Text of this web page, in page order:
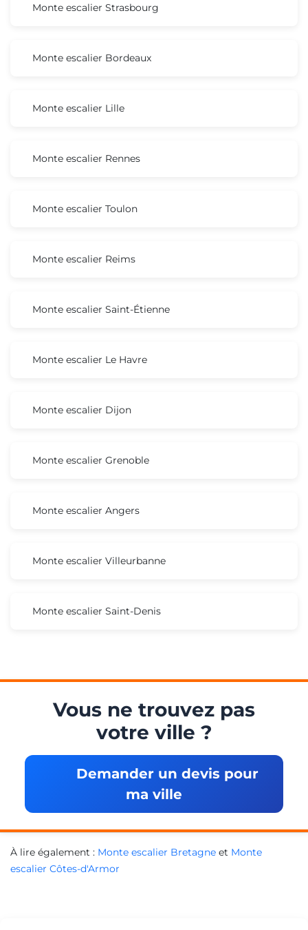
Monte escalier Strasbourg
Monte escalier Bordeaux
Monte escalier Lille
Monte escalier Rennes
Monte escalier Toulon
Monte escalier Reims
Monte escalier Saint-Étienne
Monte escalier Le Havre
Monte escalier Dijon
Monte escalier Grenoble
Monte escalier Angers
Monte escalier Villeurbanne
Monte escalier Saint-Denis
Vous ne trouvez pas
votre ville ?
Demander un devis pour
ma ville
À lire également : Monte escalier Bretagne et Monte
escalier Côtes-d'Armor